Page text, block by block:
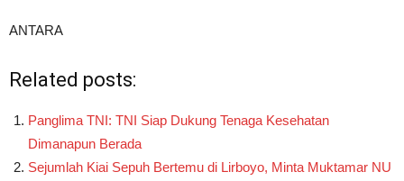
ANTARA
Related posts:
Panglima TNI: TNI Siap Dukung Tenaga Kesehatan
Dimanapun Berada
Sejumlah Kiai Sepuh Bertemu di Lirboyo, Minta Muktamar NU